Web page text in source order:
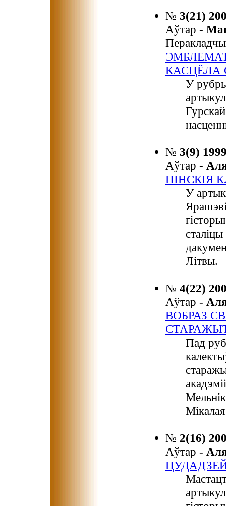
№ 3(21)
Аўтар -
КАСЦЁЛА
У
№ 3(9)
Аўтар -
ПІНСКІЯ
У
Літвы.
№ 4(22)
Аўтар -
ВОБРАЗ
Пад
№ 2(16)
Аўтар -